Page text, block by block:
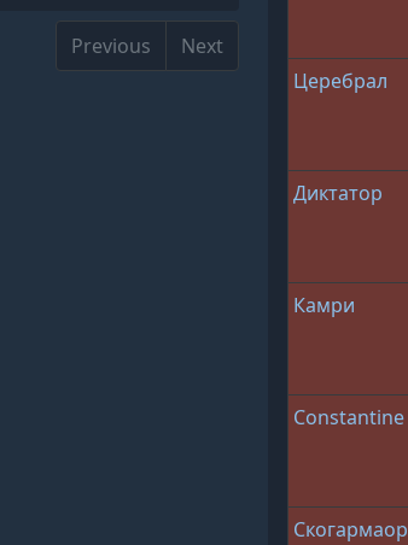
Previous Next
Церебрал
Диктатор
Камри
Constantine
Скогармаор